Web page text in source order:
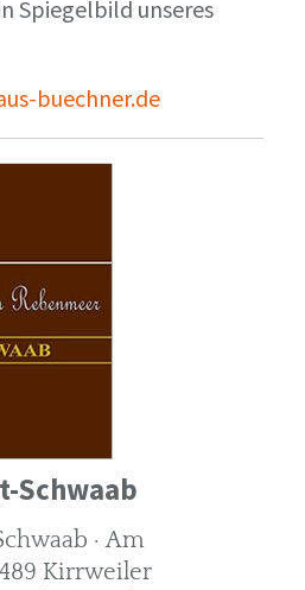
Spiegelbild unseres
buechner.de
Schwaab
· Am
Kirrweiler